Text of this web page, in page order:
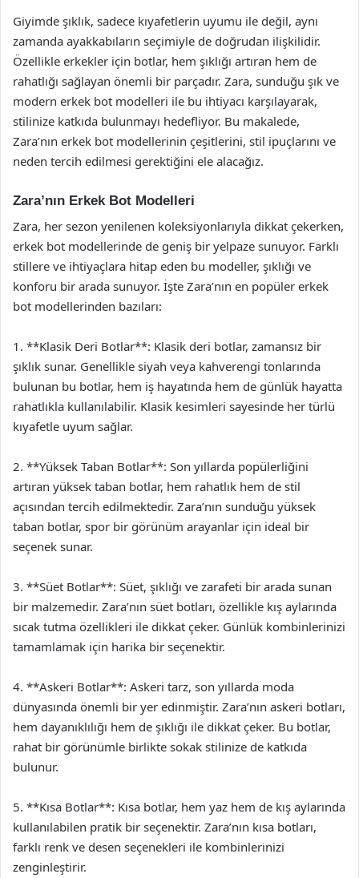
Giyimde şıklık, sadece kıyafetlerin uyumu ile değil, aynı
zamanda ayakkabıların seçimiyle de doğrudan ilişkilidir.
Özellikle erkekler için botlar, hem şıklığı artıran hem de
rahatlığı sağlayan önemli bir parçadır. Zara, sunduğu şık ve
modern erkek bot modelleri ile bu ihtiyacı karşılayarak,
stilinize katkıda bulunmayı hedefliyor. Bu makalede,
Zara’nın erkek bot modellerinin çeşitlerini, stil ipuçlarını ve
neden tercih edilmesi gerektiğini ele alacağız.
Zara’nın Erkek Bot Modelleri
Zara, her sezon yenilenen koleksiyonlarıyla dikkat çekerken,
erkek bot modellerinde de geniş bir yelpaze sunuyor. Farklı
stillere ve ihtiyaçlara hitap eden bu modeller, şıklığı ve
konforu bir arada sunuyor. İşte Zara’nın en popüler erkek
bot modellerinden bazıları:
1. **Klasik Deri Botlar**: Klasik deri botlar, zamansız bir
şıklık sunar. Genellikle siyah veya kahverengi tonlarında
bulunan bu botlar, hem iş hayatında hem de günlük hayatta
rahatlıkla kullanılabilir. Klasik kesimleri sayesinde her türlü
kıyafetle uyum sağlar.
2. **Yüksek Taban Botlar**: Son yıllarda popülerliğini
artıran yüksek taban botlar, hem rahatlık hem de stil
açısından tercih edilmektedir. Zara’nın sunduğu yüksek
taban botlar, spor bir görünüm arayanlar için ideal bir
seçenek sunar.
3. **Süet Botlar**: Süet, şıklığı ve zarafeti bir arada sunan
bir malzemedir. Zara’nın süet botları, özellikle kış aylarında
sıcak tutma özellikleri ile dikkat çeker. Günlük kombinlerinizi
tamamlamak için harika bir seçenektir.
4. **Askeri Botlar**: Askeri tarz, son yıllarda moda
dünyasında önemli bir yer edinmiştir. Zara’nın askeri botları,
hem dayanıklılığı hem de şıklığı ile dikkat çeker. Bu botlar,
rahat bir görünümle birlikte sokak stilinize de katkıda
bulunur.
5. **Kısa Botlar**: Kısa botlar, hem yaz hem de kış aylarında
kullanılabilen pratik bir seçenektir. Zara’nın kısa botları,
farklı renk ve desen seçenekleri ile kombinlerinizi
zenginleştirir.